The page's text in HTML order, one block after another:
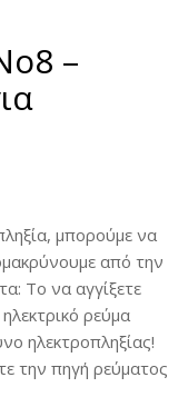
–
μπορούμε να
από την
Το να αγγίξετε
ρεύμα
ηλεκτροπληξίας!
την πηγή ρεύματος